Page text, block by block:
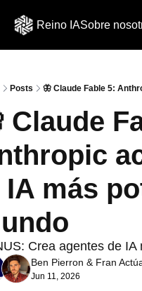
Reino IASobre
Posts 🦋 Claude Fable 5:
Claude
IA más
Crea agentes de
Ben Pierron & Fran
Jun 11, 2026